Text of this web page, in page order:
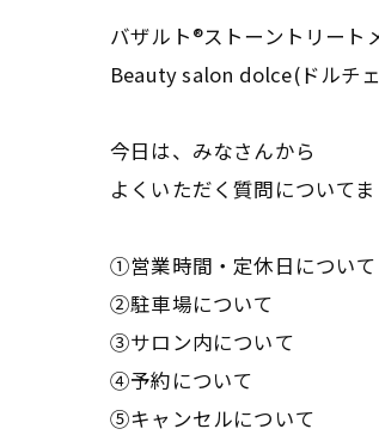
バザルト®ストーントリート
Beauty salon dolce(ドルチ
今日は、みなさんから
よくいただく質問について
①営業時間・定休日について
②駐車場について
③サロン内について
④予約について
⑤キャンセルについて